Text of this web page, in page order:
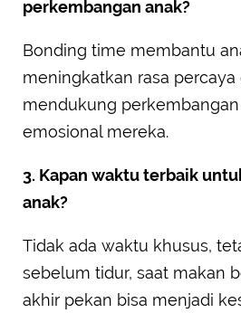
perkembangan anak?
Bonding time membantu
meningkatkan rasa percaya
mendukung perkembangan
emosional mereka.
3. Kapan waktu terbaik
anak?
Tidak ada waktu khusus,
sebelum tidur, saat makan
akhir pekan bisa menjadi